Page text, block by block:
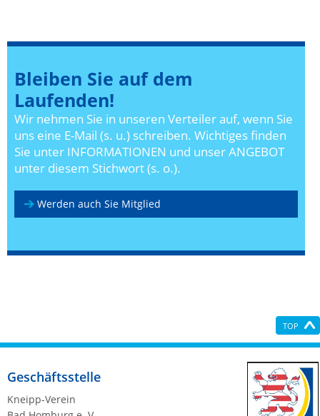
Bleiben Sie auf dem
Laufenden!
Wir nehmen Sie in unseren Verteiler auf, wenn Sie
uns eine E-Mail (s. u.) schreiben. Wichtiges finden
Sie unter INFORMATIONEN und unser ANGEBOT
unter diesem Stichwort (s. o.).
Werden auch Sie Mitglied
Geschäftsstelle
Kneipp-Verein
TOP